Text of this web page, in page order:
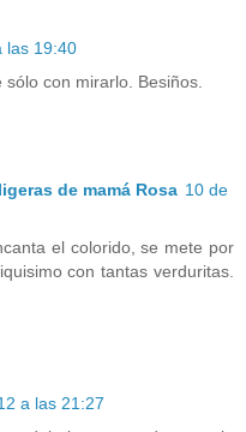
las 19:40
con mirarlo. Besiños.
de mamá Rosa 10 de
el colorido, se mete por
con tantas verduritas.
a las 21:27